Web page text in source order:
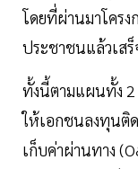
โดยที่ผ่านมาโคร
ประชาชนแล้วเส
ทั้งนี้ตามแผนทั้ง 2
ให้เอกชนลงทุนติ
เก็บค่าผ่านทาง